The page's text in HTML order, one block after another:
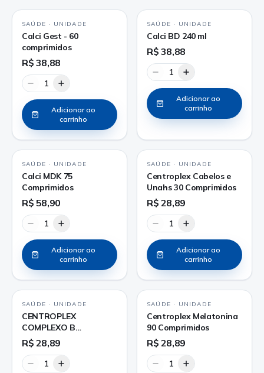
SAÚDE · UNIDADE
Calci Gest - 60
comprimidos
R$ 38,88
1
Adicionar ao
carrinho
SAÚDE · UNIDADE
Calci BD 240 ml
R$ 38,88
1
Adicionar ao
carrinho
SAÚDE · UNIDADE
Calci MDK 75
Comprimidos
R$ 58,90
1
Adicionar ao
carrinho
SAÚDE · UNIDADE
Centroplex Cabelos e
Unahs 30 Comprimidos
R$ 28,89
1
Adicionar ao
carrinho
SAÚDE · UNIDADE
CENTROPLEX
COMPLEXO B
COMPRIMIDO
R$ 28,89
1
SAÚDE · UNIDADE
Centroplex Melatonina
90 Comprimidos
R$ 28,89
1